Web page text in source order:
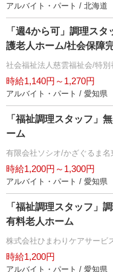
アルバイト・パート / 北海道
「週4から可」調理ス
護老人ホーム/社会保障
社会福祉法人慈雲福祉会/特
時給1,140円～1,270円
アルバイト・パート / 愛知県
「福祉調理スタッフ」
ーム
有限会社ソシオ/かざぐるま名
時給1,200円～1,300円
アルバイト・パート / 愛知県
「福祉調理スタッフ」
有料老人ホーム
株式会社ひまわりケアサービ
時給1,200円
アルバイト・パート / 愛知県